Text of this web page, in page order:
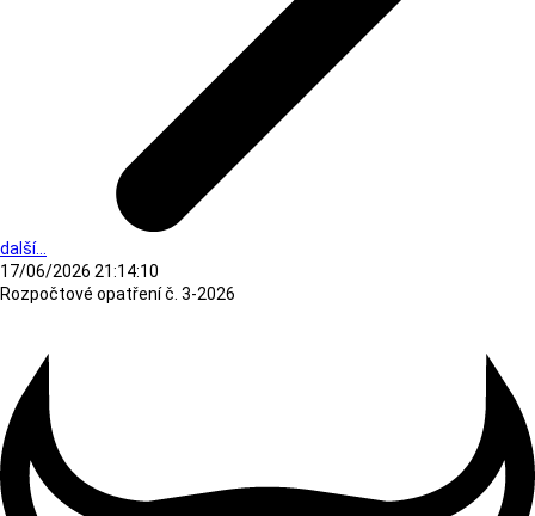
další...
17/06/2026 21:14:10
Rozpočtové opatření č. 3-2026